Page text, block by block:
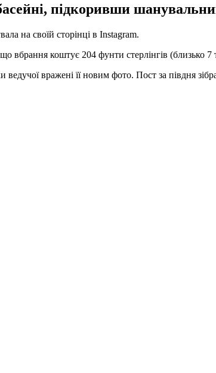
підкоривши
на своїй сторінці в Instagram.
вбрання коштує 204 фунти стерлінгів (близько
вражені її новим фото. Пост за півдня